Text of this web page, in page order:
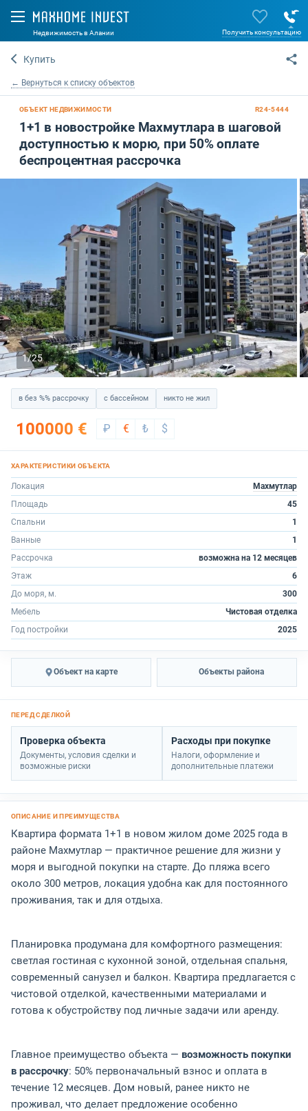
Недвижимость в Алании Получить консультацию
Купить
← Вернуться к списку объектов
ОБЪЕКТ НЕДВИЖИМОСТИ R24-5444
1+1 в новостройке Махмутлара в шаговой
доступностью к морю, при 50% оплате
беспроцентная рассрочка
1/25
в без %% рассрочку с бассейном никто не жил
100000 € ₽ € ₺ $
Локация
Махмутлар
Площадь
45
Спальни
1
Ванные
1
Рассрочка
возможна на 12 месяцев
Этаж
6
До моря, м.
300
Мебель
Чистовая отделка
Год постройки
2025
Объект на карте Объекты района
Проверка объекта
Документы, условия сделки и
возможные риски
Расходы при покупке
Налоги, оформление и
дополнительные платежи
Квартира формата 1+1 в новом жилом доме 2025 года в
районе Махмутлар — практичное решение для жизни у
моря и выгодной покупки на старте. До пляжа всего
около 300 метров, локация удобна как для постоянного
проживания, так и для отдыха.
Планировка продумана для комфортного размещения:
светлая гостиная с кухонной зоной, отдельная спальня,
современный санузел и балкон. Квартира предлагается с
чистовой отделкой, качественными материалами и
готова к обустройству под личные задачи или аренду.
Главное преимущество объекта — возможность покупки
в рассрочку: 50% первоначальный взнос и оплата в
течение 12 месяцев. Дом новый, ранее никто не
проживал, что делает предложение особенно